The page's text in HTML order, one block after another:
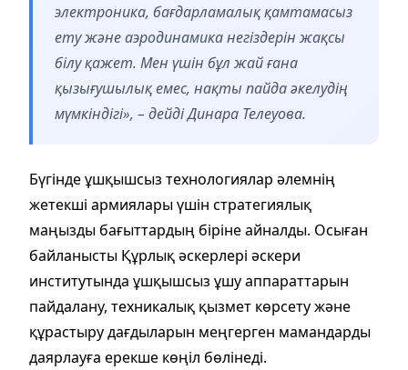
электроника, бағдарламалық қамтамасыз
ету және аэродинамика негіздерін жақсы
білу қажет. Мен үшін бұл жай ғана
қызығушылық емес, нақты пайда әкелудің
мүмкіндігі», – дейді Динара Телеуова.
Бүгінде ұшқышсыз технологиялар әлемнің
жетекші армиялары үшін стратегиялық
маңызды бағыттардың біріне айналды. Осыған
байланысты Құрлық әскерлері әскери
институтында ұшқышсыз ұшу аппараттарын
пайдалану, техникалық қызмет көрсету және
құрастыру дағдыларын меңгерген мамандарды
даярлауға ерекше көңіл бөлінеді.